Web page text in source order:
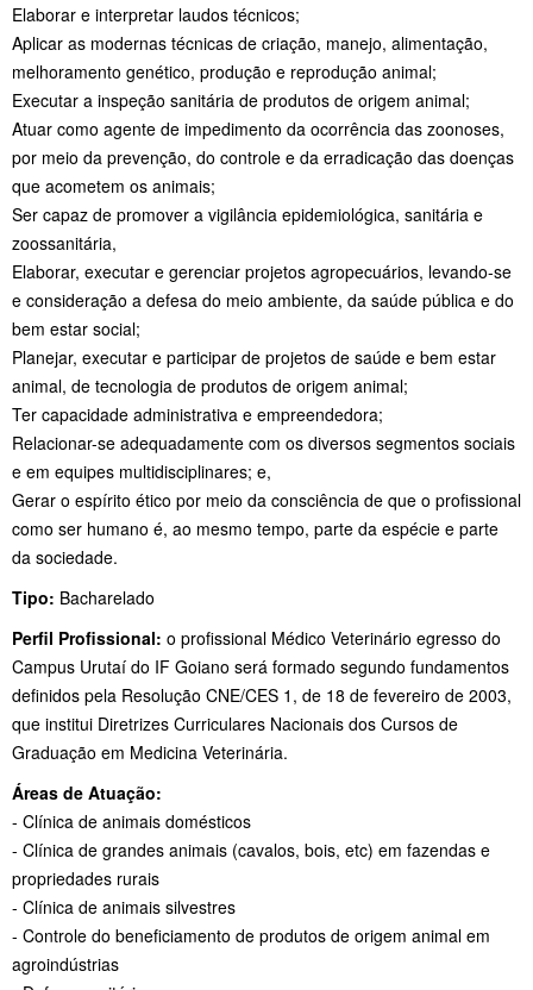
Elaborar e interpretar laudos técnicos;
Aplicar as modernas técnicas de criação, manejo, alimentação,
melhoramento genético, produção e reprodução animal;
Executar a inspeção sanitária de produtos de origem animal;
Atuar como agente de impedimento da ocorrência das zoonoses,
por meio da prevenção, do controle e da erradicação das doenças
que acometem os animais;
Ser capaz de promover a vigilância epidemiológica, sanitária e
zoossanitária,
Elaborar, executar e gerenciar projetos agropecuários, levando-se
e consideração a defesa do meio ambiente, da saúde pública e do
bem estar social;
Planejar, executar e participar de projetos de saúde e bem estar
animal, de tecnologia de produtos de origem animal;
Ter capacidade administrativa e empreendedora;
Relacionar-se adequadamente com os diversos segmentos sociais
e em equipes multidisciplinares; e,
Gerar o espírito ético por meio da consciência de que o profissional
como ser humano é, ao mesmo tempo, parte da espécie e parte
da sociedade.
Tipo: Bacharelado
Perfil Profissional: o profissional Médico Veterinário egresso do
Campus Urutaí do IF Goiano será formado segundo fundamentos
definidos pela Resolução CNE/CES 1, de 18 de fevereiro de 2003,
que institui Diretrizes Curriculares Nacionais dos Cursos de
Graduação em Medicina Veterinária.
Áreas de Atuação:
- Clínica de animais domésticos
- Clínica de grandes animais (cavalos, bois, etc) em fazendas e
propriedades rurais
- Clínica de animais silvestres
- Controle do beneficiamento de produtos de origem animal em
agroindústrias